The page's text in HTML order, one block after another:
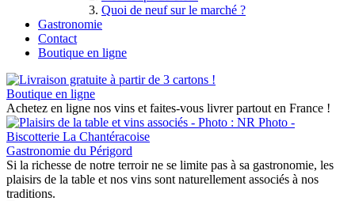
Quoi de neuf sur le marché ?
Gastronomie
Contact
Boutique en ligne
Boutique en ligne
Achetez en ligne nos vins et faites-vous livrer partout en France !
Gastronomie du Périgord
Si la richesse de notre terroir ne se limite pas à sa gastronomie, les
plaisirs de la table et nos vins sont naturellement associés à nos
traditions.